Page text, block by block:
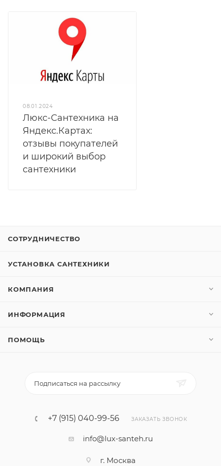
08.01.2024
Люкс-Сантехника на
Яндекс.Картах:
отзывы покупателей
и широкий выбор
сантехники
СОТРУДНИЧЕСТВО
УСТАНОВКА САНТЕХНИКИ
КОМПАНИЯ
ИНФОРМАЦИЯ
ПОМОЩЬ
Подписаться на рассылку
+7 (915) 040-99-56 ЗАКАЗАТЬ ЗВОНОК
info@lux-santeh.ru
г. Москва